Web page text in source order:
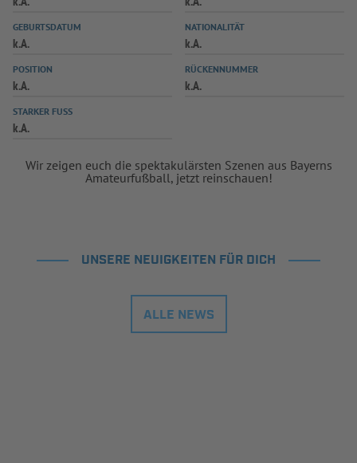
SPIELPLUS
GEBURTSDATUM
k.A.
NATIONALITÄT
k.A.
POSITION
k.A.
RÜCKENNUMMER
k.A.
STARKER FUSS
k.A.
Wir zeigen euch die spektakulärsten Szenen aus Bayerns
Amateurfußball, jetzt reinschauen!
UNSERE NEUIGKEITEN FÜR DICH
ALLE NEWS